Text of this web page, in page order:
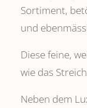
Sortiment,
und
Diese feine,
wie das
Neben dem